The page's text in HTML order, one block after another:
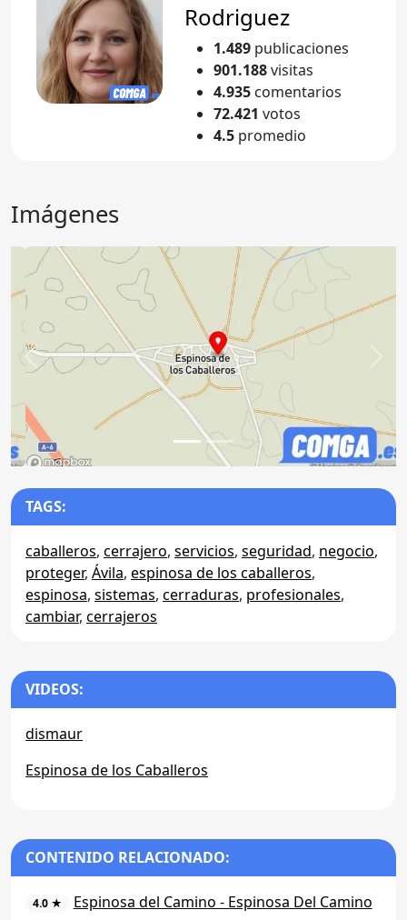
Rodriguez
1.489 publicaciones
901.188visitas
4.935 comentarios
72.421 votos
4.5 promedio
Imágenes
Anterior
TAGS:
caballeros, cerrajero, servicios, seguridad, negocio,
proteger, Ávila, espinosa de los caballeros,
espinosa, sistemas, cerraduras, profesionales,
cambiar, cerrajeros
VIDEOS:
dismaur
Espinosa de los Caballeros
CONTENIDO RELACIONADO:
4.0 ★ Espinosa del Camino - Espinosa Del Camino